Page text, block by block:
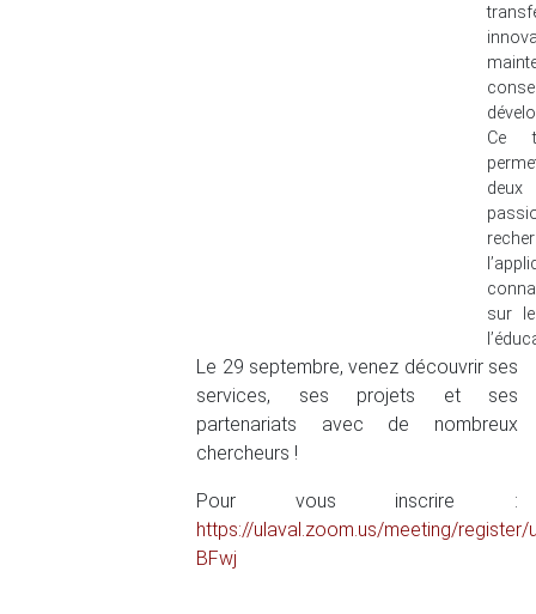
Ce
sur
Le 29 septembre, venez découvrir ses
services, ses projets et ses
partenariats avec de nombreux
chercheurs !
Pour vous inscrire :
https://ulaval.zoom.us/meeting/
BFwj